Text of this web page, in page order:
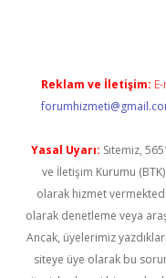
Reklam ve İletişim:
Yasal Uyarı: Sitemiz,
ve İletişim Kurumu
olarak hizmet
olarak denetleme veya
Ancak, üyelerimiz
siteye üye olarak bu